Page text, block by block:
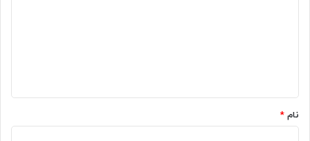
د
ف
و
ا
ز
نام *